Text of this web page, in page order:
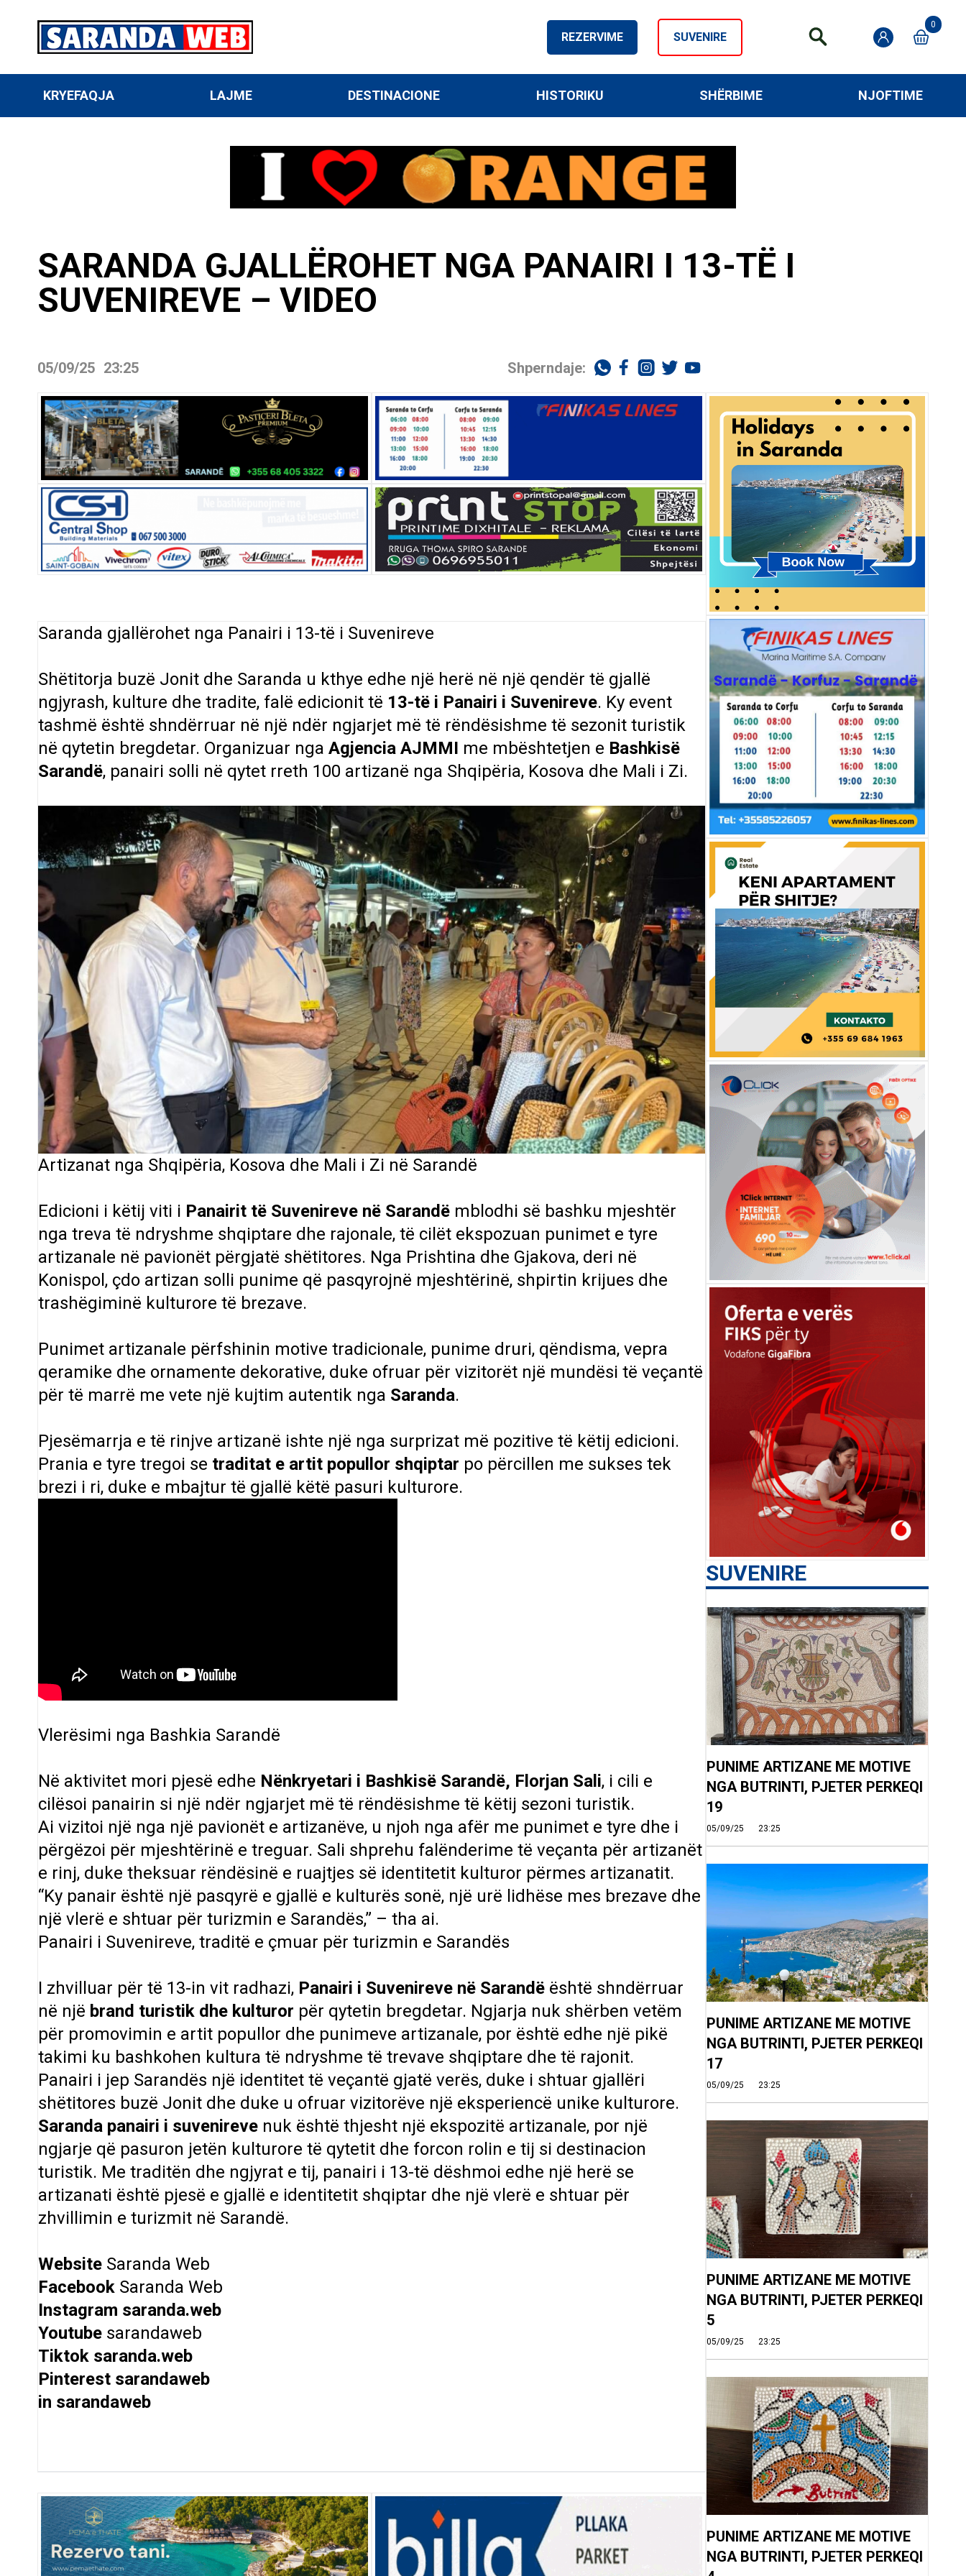
REZERVIME SUVENIRE
0
KRYEFAQJA LAJME DESTINACIONE HISTORIKU SHËRBIME NJOFTIME
SARANDA GJALLËROHET NGA PANAIRI I 13-TË I
SUVENIREVE – VIDEO
05/09/25 23:25 Shperndaje:
Saranda gjallërohet nga Panairi i 13-të i Suvenireve
Shëtitorja buzë Jonit dhe Saranda u kthye edhe një herë në një qendër të gjallë
ngjyrash, kulture dhe tradite, falë edicionit të 13-të i Panairi i Suvenireve. Ky event
tashmë është shndërruar në një ndër ngjarjet më të rëndësishme të sezonit turistik
në qytetin bregdetar. Organizuar nga Agjencia AJMMI me mbështetjen e Bashkisë
Sarandë, panairi solli në qytet rreth 100 artizanë nga Shqipëria, Kosova dhe Mali i Zi.
Artizanat nga Shqipëria, Kosova dhe Mali i Zi në Sarandë
Edicioni i këtij viti i Panairit të Suvenireve në Sarandë mblodhi së bashku mjeshtër
nga treva të ndryshme shqiptare dhe rajonale, të cilët ekspozuan punimet e tyre
artizanale në pavionët përgjatë shëtitores. Nga Prishtina dhe Gjakova, deri në
Konispol, çdo artizan solli punime që pasqyrojnë mjeshtërinë, shpirtin krijues dhe
trashëgiminë kulturore të brezave.
Punimet artizanale përfshinin motive tradicionale, punime druri, qëndisma, vepra
qeramike dhe ornamente dekorative, duke ofruar për vizitorët një mundësi të veçantë
për të marrë me vete një kujtim autentik nga Saranda.
Pjesëmarrja e të rinjve artizanë ishte një nga surprizat më pozitive të këtij edicioni.
Prania e tyre tregoi se traditat e artit popullor shqiptar po përcillen me sukses tek
brezi i ri, duke e mbajtur të gjallë këtë pasuri kulturore.
Vlerësimi nga Bashkia Sarandë
Në aktivitet mori pjesë edhe Nënkryetari i Bashkisë Sarandë, Florjan Sali, i cili e
cilësoi panairin si një ndër ngjarjet më të rëndësishme të këtij sezoni turistik.
Ai vizitoi një nga një pavionët e artizanëve, u njoh nga afër me punimet e tyre dhe i
përgëzoi për mjeshtërinë e treguar. Sali shprehu falënderime të veçanta për artizanët
e rinj, duke theksuar rëndësinë e ruajtjes së identitetit kulturor përmes artizanatit.
“Ky panair është një pasqyrë e gjallë e kulturës sonë, një urë lidhëse mes brezave dhe
një vlerë e shtuar për turizmin e Sarandës,” – tha ai.
Panairi i Suvenireve, traditë e çmuar për turizmin e Sarandës
I zhvilluar për të 13-in vit radhazi, Panairi i Suvenireve në Sarandë është shndërruar
në një brand turistik dhe kulturor për qytetin bregdetar. Ngjarja nuk shërben vetëm
për promovimin e artit popullor dhe punimeve artizanale, por është edhe një pikë
takimi ku bashkohen kultura të ndryshme të trevave shqiptare dhe të rajonit.
Panairi i jep Sarandës një identitet të veçantë gjatë verës, duke i shtuar gjallëri
shëtitores buzë Jonit dhe duke u ofruar vizitorëve një eksperiencë unike kulturore.
Saranda panairi i suvenireve nuk është thjesht një ekspozitë artizanale, por një
ngjarje që pasuron jetën kulturore të qytetit dhe forcon rolin e tij si destinacion
turistik. Me traditën dhe ngjyrat e tij, panairi i 13-të dëshmoi edhe një herë se
artizanati është pjesë e gjallë e identitetit shqiptar dhe një vlerë e shtuar për
zhvillimin e turizmit në Sarandë.
Website Saranda Web
Facebook Saranda Web
Instagram saranda.web
Youtube sarandaweb
Tiktok saranda.web
Pinterest sarandaweb
in sarandaweb
SUVENIRE
PUNIME ARTIZANE ME MOTIVE
NGA BUTRINTI, PJETER PERKEQI
19
05/09/25 23:25
PUNIME ARTIZANE ME MOTIVE
NGA BUTRINTI, PJETER PERKEQI
17
05/09/25 23:25
PUNIME ARTIZANE ME MOTIVE
NGA BUTRINTI, PJETER PERKEQI
5
05/09/25 23:25
PUNIME ARTIZANE ME MOTIVE
NGA BUTRINTI, PJETER PERKEQI